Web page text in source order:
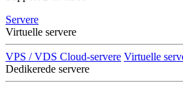
Servere
Virtuelle servere
VPS / VDS Cloud-servere Virtuelle
Dedikerede servere